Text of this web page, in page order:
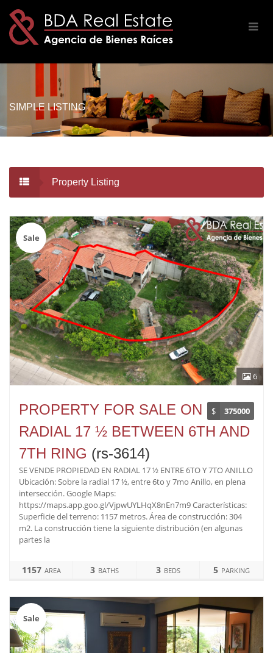
SIMPLE LISTING
Property Listing
6
Sale
$ 375000
PROPERTY FOR SALE ON
RADIAL 17 ½ BETWEEN 6TH AND
7TH RING (rs-3614)
SE VENDE PROPIEDAD EN RADIAL 17 ½ ENTRE 6TO Y 7TO ANILLO
Ubicación: Sobre la radial 17 ½, entre 6to y 7mo Anillo, en plena
intersección. Google Maps:
https://maps.app.goo.gl/VjpwUYLHqX8nEn7m9 Características:
Superficie del terreno: 1157 metros. Área de construcción: 304
m2. La construcción tiene la siguiente distribución (en algunas
partes la
1157 AREA 3 BATHS 3 BEDS 5 PARKING
Sale